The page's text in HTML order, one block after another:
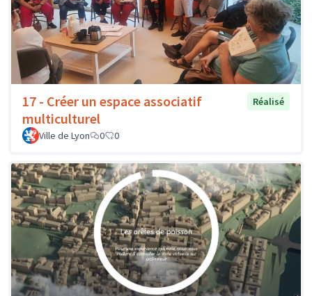
17 - Créer un espace associatif
multiculturel
Réalisé
Ville de Lyon 0 0